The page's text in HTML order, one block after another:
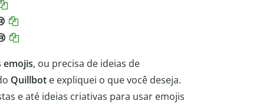
emojis, ou precisa de ideias de
Quillbote expliquei o que você deseja.
e até ideias criativas para usar emojis